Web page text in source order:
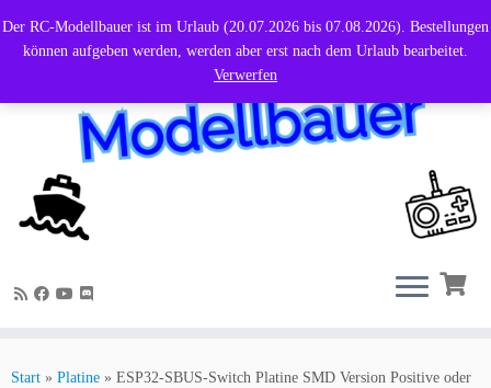
Der RC-Modellbauer ist im Urlaub (20.07.2026 bis 07.08.2026). Bestellungen
können aufgeben werden, werden aber erst nach dem Urlaub bearbeitet.
Verwerfen
Inhalt
Start » Platine » ESP32-SBUS-Switch Platine SMD Version Positive oder